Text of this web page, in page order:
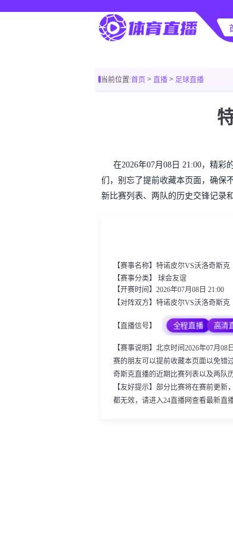
当前位置:首页 > 直播 > 足球直播
在2026年07月08日 21:00，精
们，别忘了提前收藏本页面，确保
新比赛列表、两队的历史交锋记录
【赛事名称】特诺皮尔VS沃洛奇斯克
【赛事分类】 球会友谊
【开赛时间】2026年07月08日 21:00
【对阵双方】特诺皮尔VS沃洛奇斯克
【直播信号】 全程直播 高清
【赛事说明】北京时间2026年07月
赛的朋友可以提前收藏本页面以免错
奇斯克直播的近期比赛列表以及两队
【友好提示】部分比赛将在赛前更
都无效，请进入24直播网查看最新直播